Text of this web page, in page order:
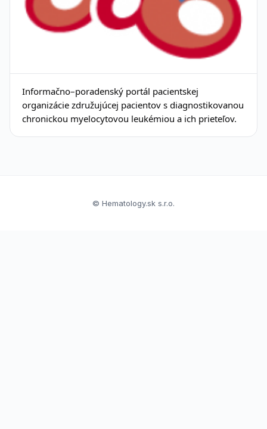
Informačno–poradenský portál pacientskej
organizácie združujúcej pacientov s diagnostikovanou
chronickou myelocytovou leukémiou a ich prieteľov.
© Hematology.sk s.r.o.